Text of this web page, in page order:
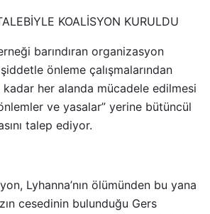
KOALİSYON KURULDU
barındıran organizasyon
önleme çalışmalarından
her alanda mücadele edilmesi
ve yasalar” yerine bütüncül
talep ediyor.
Lyhanna’nın ölümünden bu yana
cesedinin bulunduğu Gers